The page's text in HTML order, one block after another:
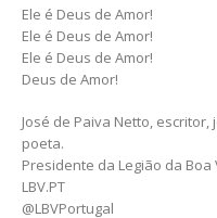
Ele é Deus de Amor!
Ele é Deus de Amor!
Ele é Deus de Amor!
Deus de Amor!
José de Paiva Netto,
poeta.
Presidente da Legião da Boa
LBV.PT
@LBVPortugal